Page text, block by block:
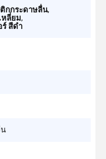
องขนของขนของขน
ติกกระดาษลื่น,
หลี่ยม,
ร์ สีดํา